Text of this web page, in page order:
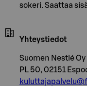
sokeri. Saattaa
Yhteystiedot
Suomen Nestlé Oy
PL 50, 02151